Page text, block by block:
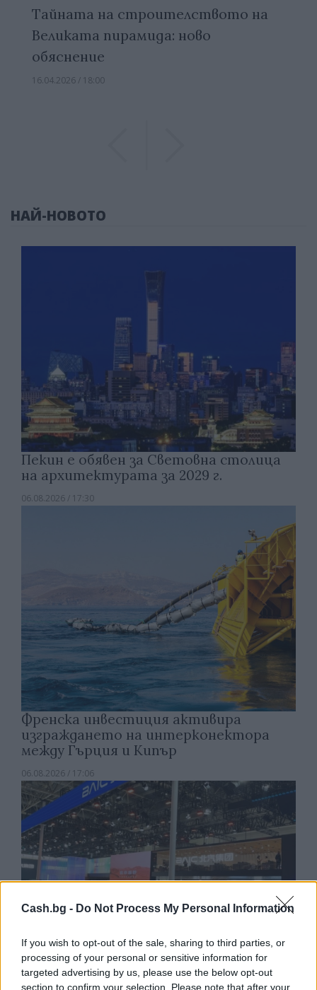
Cash.bg - Do Not Process My Personal Information
If you wish to opt-out of the sale, sharing to third parties, or
processing of your personal or sensitive information for
targeted advertising by us, please use the below opt-out
section to confirm your selection. Please note that after your
Тайната на строителството на
Великата пирамида: ново
обяснение
16.04.2026 / 18:00
НАЙ-НОВОТО
Пекин е обявен за Световна столица
на архитектурата за 2029 г.
06.08.2026 / 17:30
Френска инвестиция активира
изграждането на интерконектора
между Гърция и Кипър
06.08.2026 / 17:06